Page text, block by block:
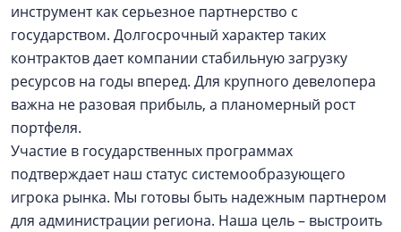
инструмент как серьезное партнерство с
государством. Долгосрочный характер таких
контрактов дает компании стабильную загрузку
ресурсов на годы вперед. Для крупного девелопера
важна не разовая прибыль, а планомерный рост
портфеля.
Участие в государственных программах
подтверждает наш статус системообразующего
игрока рынка. Мы готовы быть надежным партнером
для администрации региона. Наша цель – выстроить